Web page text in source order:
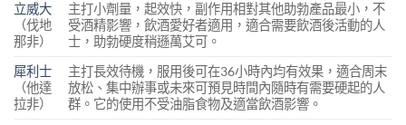
立威大
（伐地
那非）
主打小劑量，起效快，副作用相對其他助勃產品最小，不
受酒精影響，飲酒愛好者適用，適合需要飲酒後活動的人
士，助勃硬度稍遜萬艾可。
犀利士
（他達
拉非）
主打長效待機，服用後可在36小時內均有效果，適合周末
放松、集中辦事或未來可預見時間內隨時有需要硬起的人
群。它的使用不受油脂食物及適當飲酒影響。